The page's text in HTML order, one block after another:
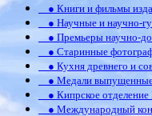
● Книги и фильмы
● Научные и научно-
● Премьеры научно-
● Старинные
● Кухня древнего и
● Медали
● Кипрское
● Международный